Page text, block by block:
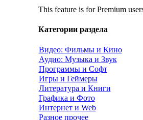
This feature is for Premium
Категории раздела
Видео: Фильмы и Кино
Аудио: Музыка и Звук
Программы и Софт
Игры и Геймеры
Литература и Книги
Графика и Фото
Интернет и Web
Разное прочее